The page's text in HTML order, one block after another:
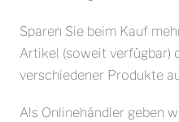
Sparen Sie beim Kauf
Artikel (soweit verfügbar)
verschiedener Produkte
Als Onlinehändler geben